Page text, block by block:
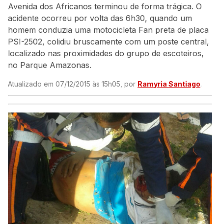
Avenida dos Africanos terminou de forma trágica. O
acidente ocorreu por volta das 6h30, quando um
homem conduzia uma motocicleta Fan preta de placa
PSI-2502, colidiu bruscamente com um poste central,
localizado nas proximidades do grupo de escoteiros,
no Parque Amazonas.
Atualizado em 07/12/2015 às 15h05, por Ramyria Santiago.